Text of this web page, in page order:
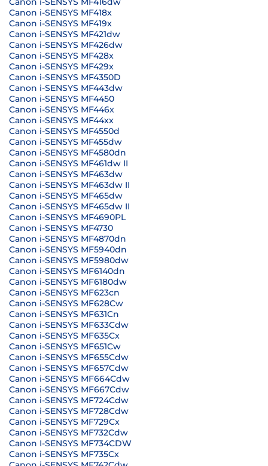
Canon i-SENSYS MF418x
Canon i-SENSYS MF419x
Canon i-SENSYS MF421dw
Canon i-SENSYS MF426dw
Canon i-SENSYS MF428x
Canon i-SENSYS MF429x
Canon i-SENSYS MF4350D
Canon i-SENSYS MF443dw
Canon i-SENSYS MF4450
Canon i-SENSYS MF446x
Canon i-SENSYS MF44xx
Canon i-SENSYS MF4550d
Canon i-SENSYS MF455dw
Canon i-SENSYS MF4580dn
Canon i-SENSYS MF461dw II
Canon i-SENSYS MF463dw
Canon i-SENSYS MF463dw II
Canon i-SENSYS MF465dw
Canon i-SENSYS MF465dw II
Canon i-SENSYS MF4690PL
Canon i-SENSYS MF4730
Canon i-SENSYS MF4870dn
Canon i-SENSYS MF5940dn
Canon i-SENSYS MF5980dw
Canon i-SENSYS MF6140dn
Canon i-SENSYS MF6180dw
Canon i-SENSYS MF623cn
Canon i-SENSYS MF628Cw
Canon i-SENSYS MF631Cn
Canon i-SENSYS MF633Cdw
Canon i-SENSYS MF635Cx
Canon i-SENSYS MF651Cw
Canon i-SENSYS MF655Cdw
Canon i-SENSYS MF657Cdw
Canon i-SENSYS MF664Cdw
Canon i-SENSYS MF667Cdw
Canon i-SENSYS MF724Cdw
Canon i-SENSYS MF728Cdw
Canon i-SENSYS MF729Cx
Canon i-SENSYS MF732Cdw
Canon I-SENSYS MF734CDW
Canon i-SENSYS MF735Cx